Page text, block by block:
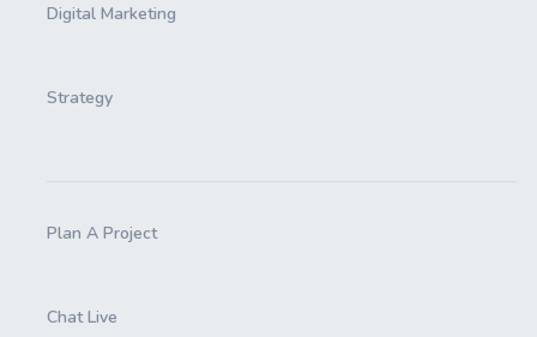
Digital Marketing
Strategy
Plan A Project
Chat Live